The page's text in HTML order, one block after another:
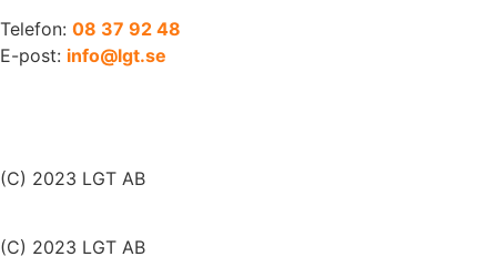
Telefon: 08 37 92 48
E-post: info@lgt.se
(C) 2023 LGT AB
(C) 2023 LGT AB